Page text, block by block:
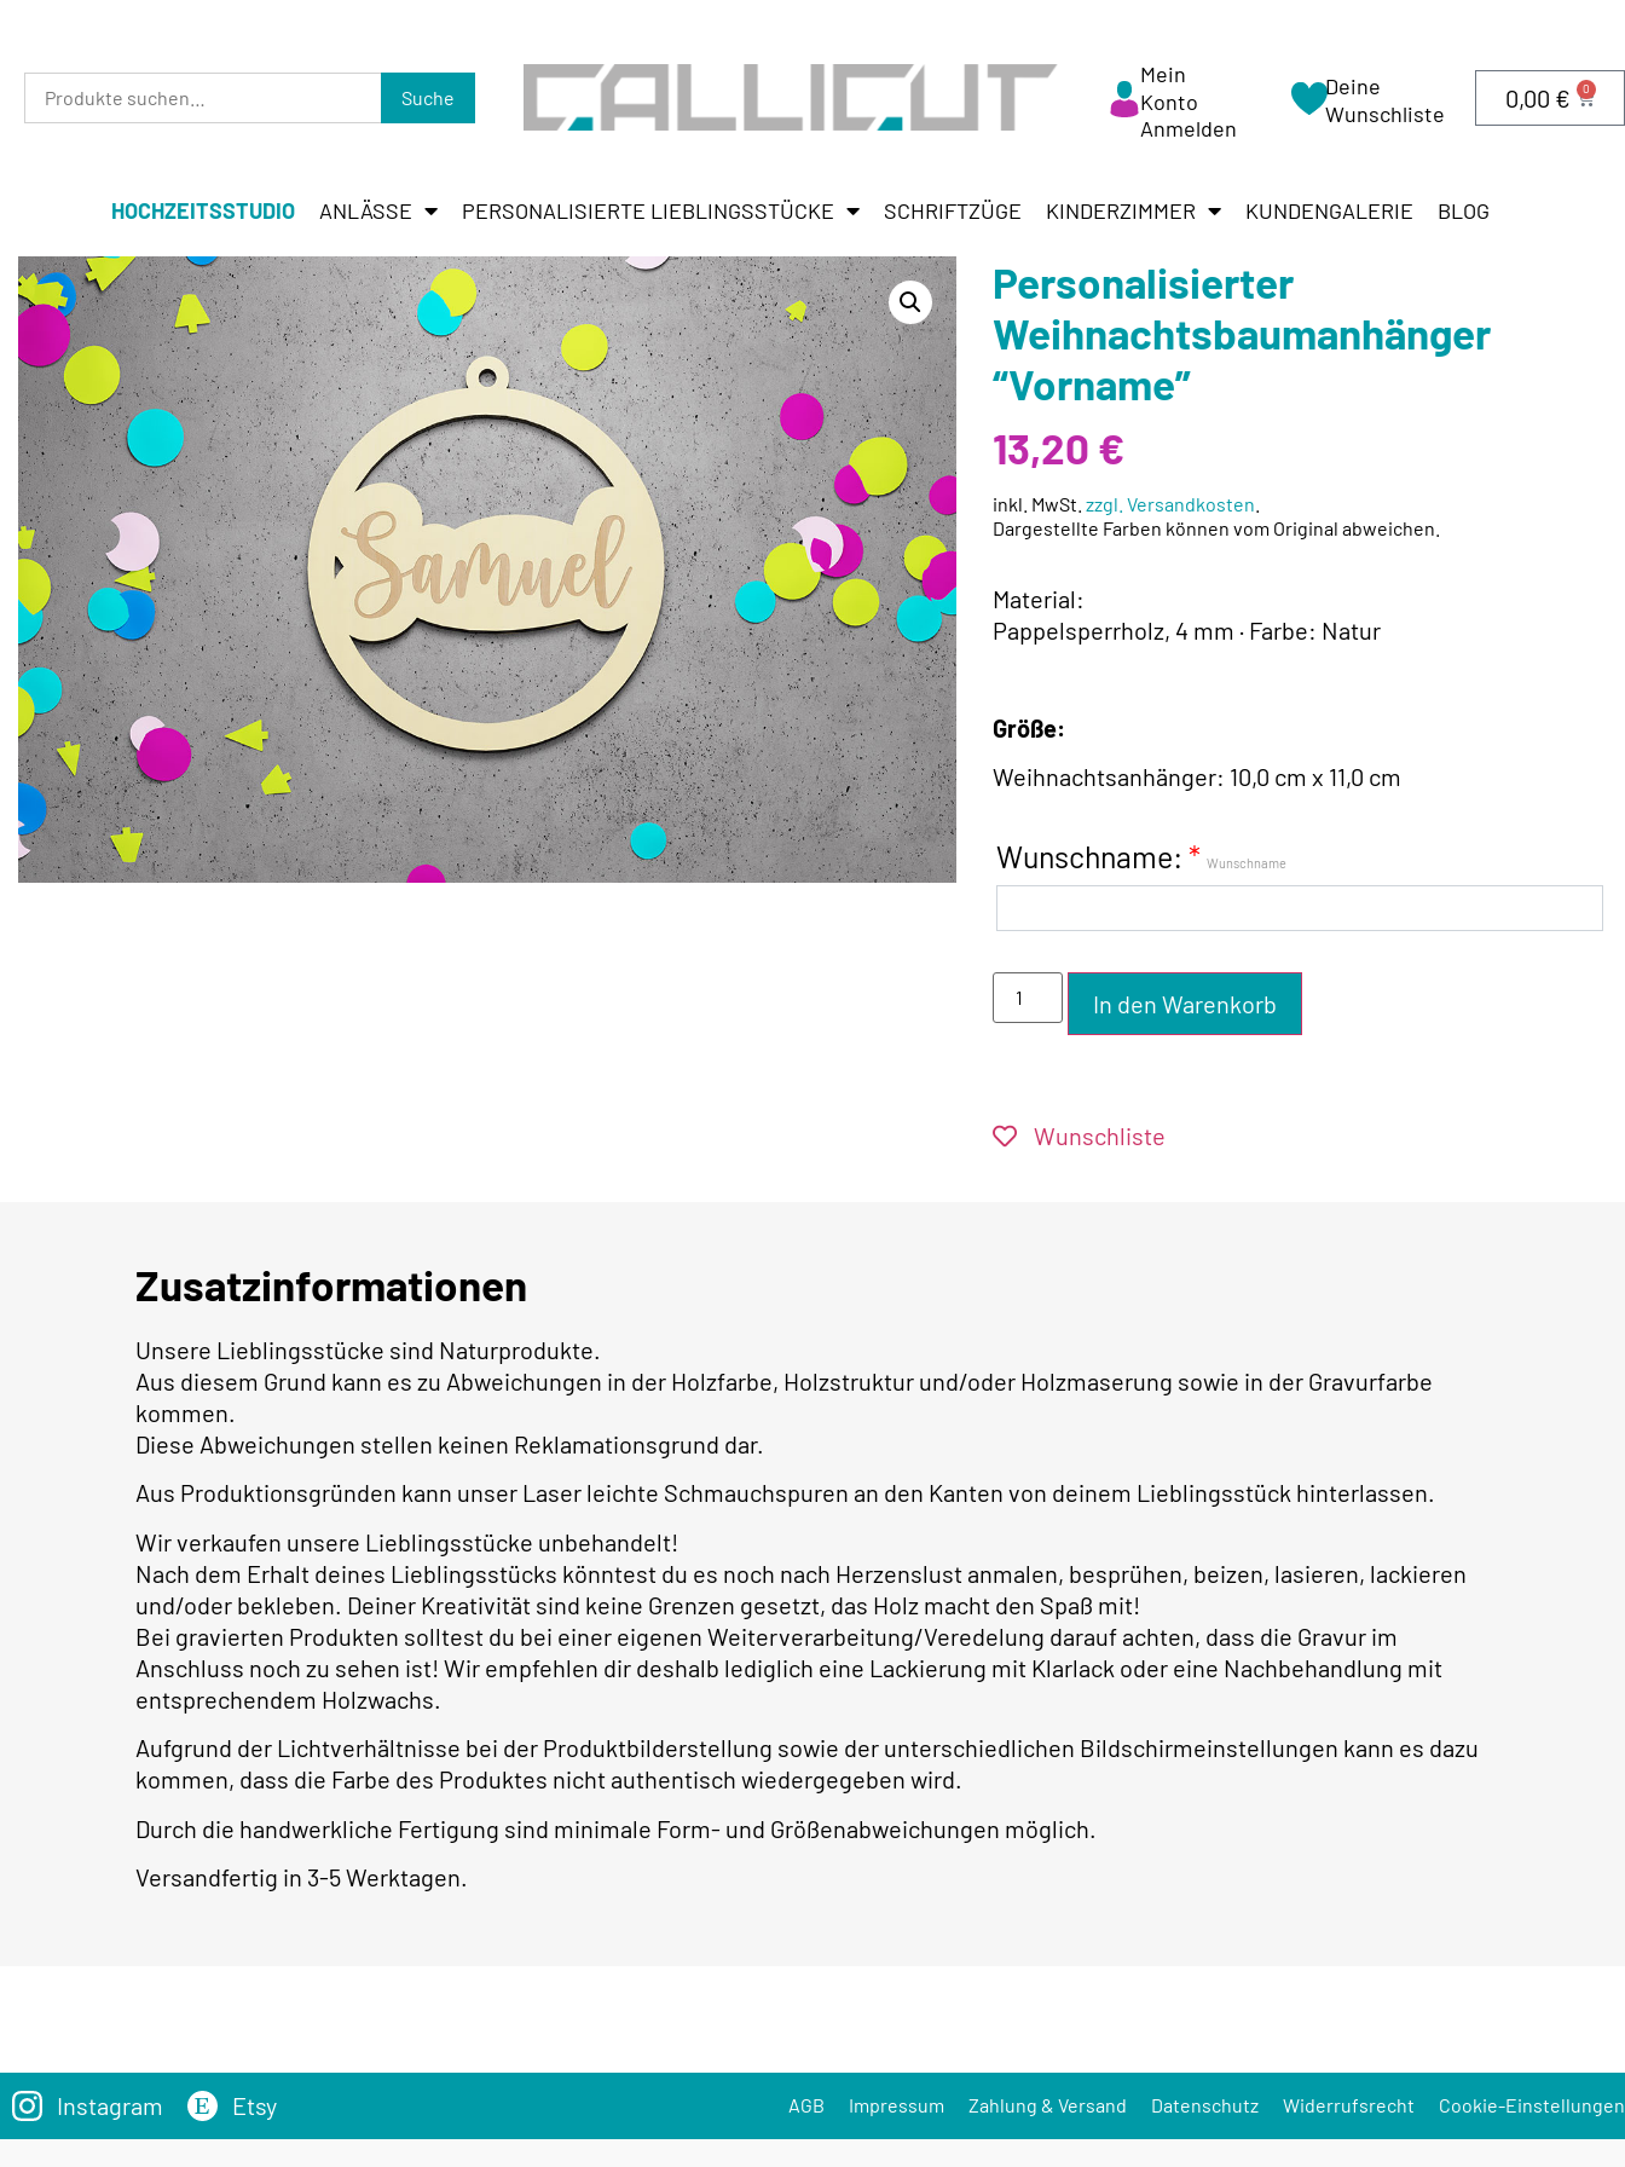
Suche
Mein
Konto
Anmelden
Deine
Wunschliste
0,00 € 0
HOCHZEITSSTUDIO ANLÄSSE PERSONALISIERTE LIEBLINGSSTÜCKE SCHRIFTZÜGE KINDERZIMMER KUNDENGALERIE BLOG
Personalisierter
Weihnachtsbaumanhänger
“Vorname”
13,20 €
inkl. MwSt.zzgl. Versandkosten
Dargestellte Farben können vom Original abweichen.
Material:
Pappelsperrholz, 4 mm · Farbe: Natur
Größe:
Weihnachtsanhänger: 10,0 cm x 11,0 cm
Wunschname: * Wunschname
In den Warenkorb
Wunschliste
Zusatzinformationen
Unsere Lieblingsstücke sind Naturprodukte.
Aus diesem Grund kann es zu Abweichungen in der Holzfarbe, Holzstruktur und/oder Holzmaserung sowie in der Gravurfarbe
kommen.
Diese Abweichungen stellen keinen Reklamationsgrund dar.
Aus Produktionsgründen kann unser Laser leichte Schmauchspuren an den Kanten von deinem Lieblingsstück hinterlassen.
Wir verkaufen unsere Lieblingsstücke unbehandelt!
Nach dem Erhalt deines Lieblingsstücks könntest du es noch nach Herzenslust anmalen, besprühen, beizen, lasieren, lackieren
und/oder bekleben. Deiner Kreativität sind keine Grenzen gesetzt, das Holz macht den Spaß mit!
Bei gravierten Produkten solltest du bei einer eigenen Weiterverarbeitung/Veredelung darauf achten, dass die Gravur im
Anschluss noch zu sehen ist! Wir empfehlen dir deshalb lediglich eine Lackierung mit Klarlack oder eine Nachbehandlung mit
entsprechendem Holzwachs.
Aufgrund der Lichtverhältnisse bei der Produktbilderstellung sowie der unterschiedlichen Bildschirmeinstellungen kann es dazu
kommen, dass die Farbe des Produktes nicht authentisch wiedergegeben wird.
Durch die handwerkliche Fertigung sind minimale Form- und Größenabweichungen möglich.
Versandfertig in 3-5 Werktagen.
Instagram Etsy AGB Impressum Zahlung & Versand Datenschutz Widerrufsrecht Cookie-Einstellungen